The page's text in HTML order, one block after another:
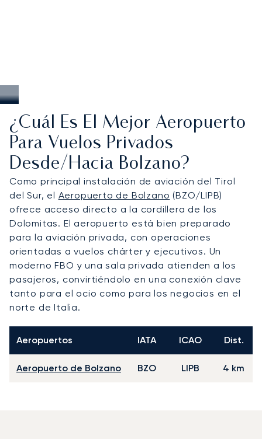
¿Cuál Es El Mejor Aeropuerto
Para Vuelos Privados
Desde/hacia Bolzano?
Como principal instalación de aviación del Tirol
del Sur, el Aeropuerto de Bolzano (BZO/LIPB)
ofrece acceso directo a la cordillera de los
Dolomitas. El aeropuerto está bien preparado
para la aviación privada, con operaciones
orientadas a vuelos chárter y ejecutivos. Un
moderno FBO y una sala privada atienden a los
pasajeros, convirtiéndolo en una conexión clave
tanto para el ocio como para los negocios en el
norte de Italia.
Aeropuertos IATA ICAO Dist.
Aeropuerto de Bolzano BZO LIPB 4 km